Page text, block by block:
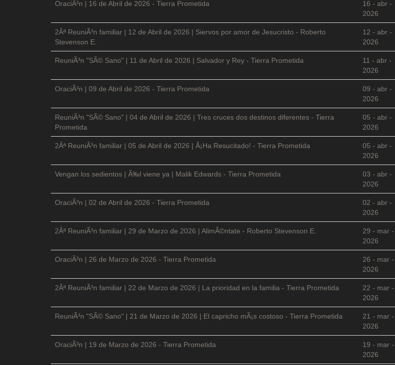
OraciÃ³n | 16 de Abril de 2026 - Tierra Prometida
16 - abr -
2026
2Âª ReuniÃ³n familiar | 12 de Abril de 2026 | Siervos por amor de Jesucristo - Roberto
Stevenson E.
12 - abr -
2026
ReuniÃ³n "SÃ© Sano" | 11 de Abril de 2026 | Salvador y Rey - Tierra Prometida
11 - abr -
2026
OraciÃ³n | 09 de Abril de 2026 - Tierra Prometida
09 - abr -
2026
ReuniÃ³n "SÃ© Sano" | 04 de Abril de 2026 | Tres cruces dos destinos diferentes - Tierra
Prometida
05 - abr -
2026
2Âª ReuniÃ³n familiar | 05 de Abril de 2026 | Â¡Ha Resucitado! - Tierra Prometida
05 - abr -
2026
Vengan los sedientos | Ã‰l viene ya | Malik Edwards - Tierra Prometida
03 - abr -
2026
OraciÃ³n | 02 de Abril de 2026 - Tierra Prometida
02 - abr -
2026
2Âª ReuniÃ³n familiar | 29 de Marzo de 2026 | AlimÃ©ntate - Roberto Stevenson E.
29 - mar -
2026
OraciÃ³n | 26 de Marzo de 2026 - Tierra Prometida
26 - mar -
2026
2Âª ReuniÃ³n familiar | 22 de Marzo de 2026 | La prioridad en la familia - Tierra Prometida
22 - mar -
2026
ReuniÃ³n "SÃ© Sano" | 21 de Marzo de 2026 | El capricho mÃ¡s costoso - Tierra Prometida
21 - mar -
2026
OraciÃ³n | 19 de Marzo de 2026 - Tierra Prometida
19 - mar -
2026